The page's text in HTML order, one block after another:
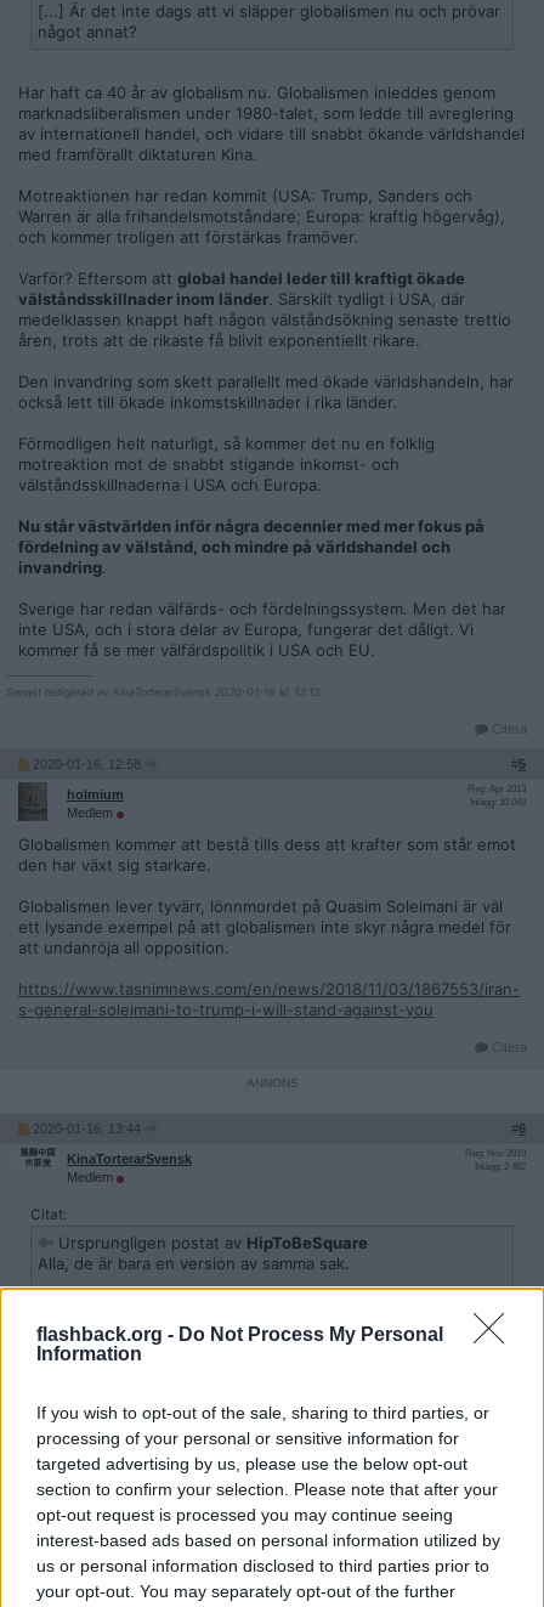
flashback.org - Do Not Process My Personal
Information
If you wish to opt-out of the sale, sharing to third parties, or
processing of your personal or sensitive information for
targeted advertising by us, please use the below opt-out
section to confirm your selection. Please note that after your
opt-out request is processed you may continue seeing
interest-based ads based on personal information utilized by
us or personal information disclosed to third parties prior to
your opt-out. You may separately opt-out of the further
[...] Är det inte dags att vi släpper globalismen nu och prövar
något annat?
Har haft ca 40 år av globalism nu. Globalismen inleddes genom
marknadsliberalismen under 1980-talet, som ledde till avreglering
av internationell handel, och vidare till snabbt ökande världshandel
med framförallt diktaturen Kina.
Motreaktionen har redan kommit (USA: Trump, Sanders och
Warren är alla frihandelsmotståndare; Europa: kraftig högervåg),
och kommer troligen att förstärkas framöver.
Varför? Eftersom att global handel leder till kraftigt ökade
välståndsskillnader inom länder. Särskilt tydligt i USA, där
medelklassen knappt haft någon välståndsökning senaste trettio
åren, trots att de rikaste få blivit exponentiellt rikare.
Den invandring som skett parallellt med ökade världshandeln, har
också lett till ökade inkomstskillnader i rika länder.
Förmodligen helt naturligt, så kommer det nu en folklig
motreaktion mot de snabbt stigande inkomst- och
välståndsskillnaderna i USA och Europa.
Nu står västvärlden inför några decennier med mer fokus på
fördelning av välstånd, och mindre på världshandel och
invandring.
Sverige har redan välfärds- och fördelningssystem. Men det har
inte USA, och i stora delar av Europa, fungerar det dåligt. Vi
kommer få se mer välfärdspolitik i USA och EU.
Senast redigerad av KinaTorterarSvensk 2020-01-16 kl. 13:12.
Citera
2020-01-16, 12:58 #5
holmium
Medlem
Reg: Apr 2013
Inlägg: 10 049
Globalismen kommer att bestå tills dess att krafter som står emot
den har växt sig starkare.
Globalismen lever tyvärr, lönnmordet på Quasim Soleimani är väl
ett lysande exempel på att globalismen inte skyr några medel för
att undanröja all opposition.
https://www.tasnimnews.com/en/news/2018/11/03/1867553/iran-
s-general-soleimani-to-trump-i-will-stand-against-you
Citera
2020-01-16, 13:44 #6
KinaTorterarSvensk
Medlem
Reg: Nov 2019
Inlägg: 2 482
Citat:
Ursprungligen postat av HipToBeSquare
Alla, de är bara en version av samma sak.
gränser", det kommer inte alls vara några öppna gränser utan
eliten bestämmer var ni ska bo. Detta system finns redan i
Kina där befolkningen inte kan flytta mellan olika regioner
kommer att bestämma vilka varor som produceras och var.
Då menar vi nog olika saker med 'globalism.'
För dig betyder 'globalism' Kommunistparti-diktatur, stängda
gränser och förbud mot att flytta mellan olika landsdelar?
Citera
2020-01-16, 13:48